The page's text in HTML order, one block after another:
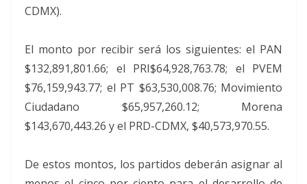
CDMX).
El monto por recibir será los siguientes: el PAN
$132,891,801.66; el PRI$64,928,763.78; el PVEM
$76,159,943.77; el PT $63,530,008.76; Movimiento
Ciudadano $65,957,260.12; Morena
$143,670,443.26 y el PRD-CDMX, $40,573,970.55.
De estos montos, los partidos deberán asignar al